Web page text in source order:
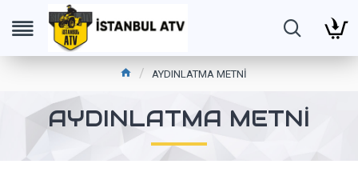
AYDINLATMA METNİ
AYDINLATMA METNİ